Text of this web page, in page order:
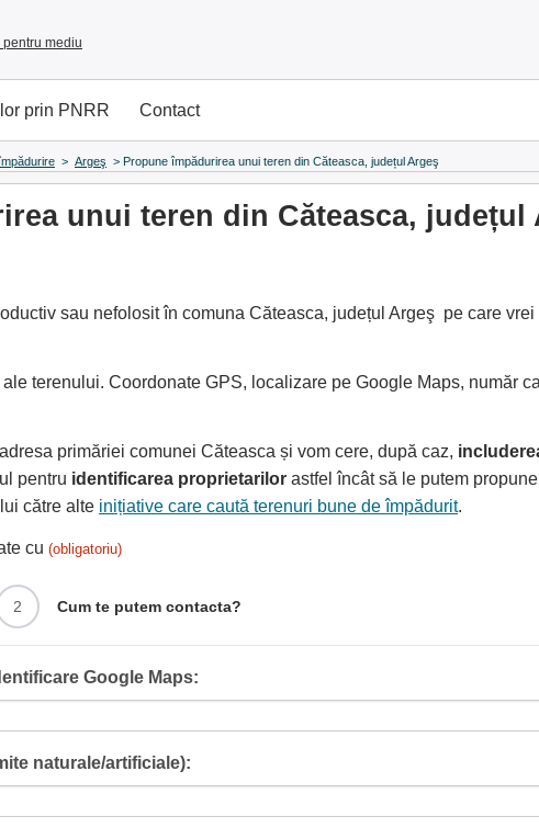
pentru mediu
prin PNRR Contact
> Argeş > Propune împădurirea unui teren din Căteasca, județul Argeş
unui teren din Căteasca, județul
sau nefolosit în comuna Căteasca, județul Argeş pe care
terenului. Coordonate GPS, localizare pe Google Maps, număr
primăriei comunei Căteasca și vom cere, după caz,
pentru identificarea proprietarilor astfel încât să le putem
către alte inițiative care caută terenuri bune de împădurit.
cu (obligatoriu)
2 Cum te putem contacta?
Google Maps:
naturale/artificiale):